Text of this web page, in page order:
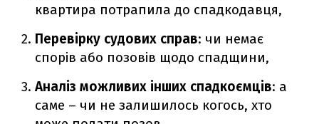
квартира потрапила до спадкодавця,
Перевірку судових справ: чи немає
спорів або позовів щодо спадщини,
Аналіз можливих інших спадкоємців: а
саме – чи не залишилось когось, хто